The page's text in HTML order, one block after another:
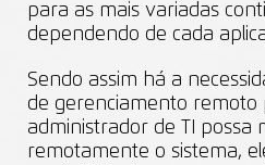
para as mais variadas
dependendo de cada
Sendo assim há a
de gerenciamento remoto
administrador de TI possa
remotamente o sistema,